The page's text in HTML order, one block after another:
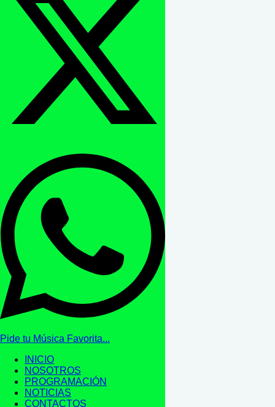
Pide tu Música Favorita...
INICIO
NOSOTROS
PROGRAMACIÓN
NOTICIAS
CONTACTOS